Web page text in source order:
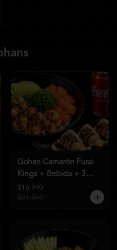
Gohan Camarón Furai
Kings + Bebida + 3
Unid de Gyozas Nikkei
$16.990
$21.240